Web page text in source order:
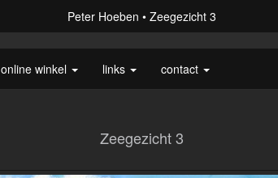
Peter Hoeben Zeegezicht 3
online winkel links contact
Zeegezicht 3